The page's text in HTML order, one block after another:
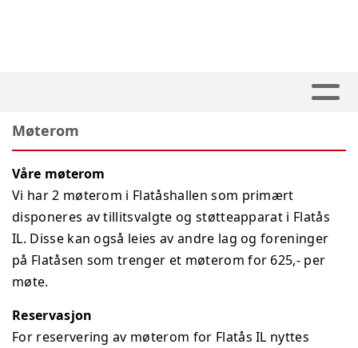
Møterom
Våre møterom
Vi har 2 møterom i Flatåshallen som primært
disponeres av tillitsvalgte og støtteapparat i Flatås
IL. Disse kan også leies av andre lag og foreninger
på Flatåsen som trenger et møterom for 625,- per
møte.
Reservasjon
For reservering av møterom for Flatås IL nyttes